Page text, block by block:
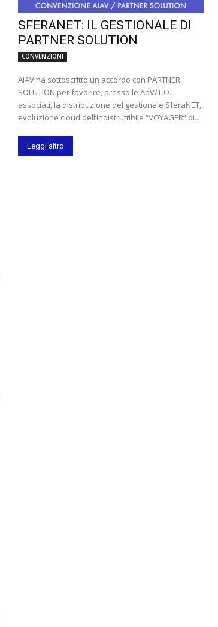
SFERANET: IL GESTIONALE DI
PARTNER SOLUTION
CONVENZIONI
AIAV ha sottoscritto un accordo con PARTNER
SOLUTION per favorire, presso le AdV/T.O.
associati, la distribuzione del gestionale SferaNET,
evoluzione cloud dell’indistruttibile “VOYAGER” di...
Leggi altro